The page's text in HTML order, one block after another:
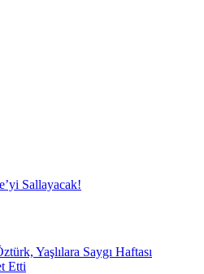
Sallayacak!
Yaşlılara Saygı Haftası
Etti